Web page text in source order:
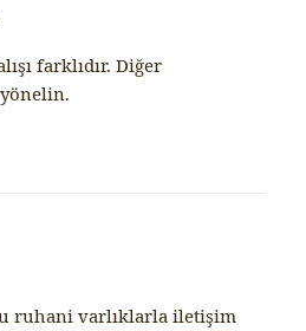
farklıdır. Diğer
ruhani varlıklarla iletişim